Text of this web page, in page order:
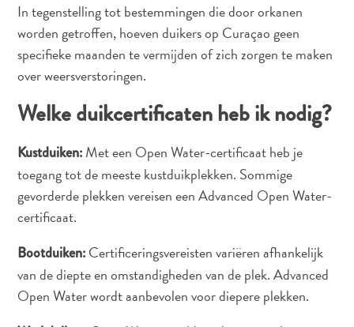
In tegenstelling tot bestemmingen die door orkanen
worden getroffen, hoeven duikers op Curaçao geen
specifieke maanden te vermijden of zich zorgen te maken
over weersverstoringen.
Welke duikcertificaten heb ik nodig?
Kustduiken:Met een Open Water-certificaat heb je
toegang tot de meeste kustduikplekken. Sommige
gevorderde plekken vereisen een Advanced Open Water-
certificaat.
Bootduiken:Certificeringsvereisten variëren afhankelijk
van de diepte en omstandigheden van de plek. Advanced
Open Water wordt aanbevolen voor diepere plekken.